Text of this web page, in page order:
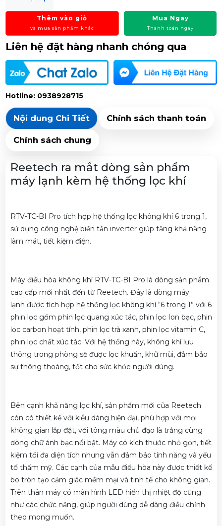
Thêm vào giỏ
và mua sản phẩm khác
Mua Ngay
Thanh toán ngay
Liên hệ đặt hàng nhanh chóng qua
Hotline: 0938928715
Nội dung Chi Tiết Chính sách thanh toán
Chính sách chung
Reetech ra mắt dòng sản phẩm
máy lạnh kèm hệ thống lọc khí
RTV-TC-BI Pro tích hợp hệ thống lọc không khí 6 trong 1,
sử dụng công nghệ biến tần inverter giúp tăng khả năng
làm mát, tiết kiệm điện.
Máy điều hòa không khí RTV-TC-BI Pro là dòng sản phẩm
cao cấp mới nhất đến từ Reetech. Đây là dòng máy
lạnh được tích hợp hệ thống lọc không khí “6 trong 1” với 6
phin lọc gồm phin lọc quang xúc tác, phin lọc Ion bạc, phin
lọc carbon hoạt tính, phin lọc trà xanh, phin lọc vitamin C,
phin lọc chất xúc tác. Với hệ thống này, không khí lưu
thông trong phòng sẽ được lọc khuẩn, khử mùi, đảm bảo
sự thông thoáng, tốt cho sức khỏe người dùng.
Bên cạnh khả năng lọc khí, sản phẩm mới của Reetech
còn có thiết kế với kiểu dáng hiện đại, phù hợp với mọi
không gian lắp đặt, với tông màu chủ đạo là trắng cùng
dòng chữ ánh bạc nổi bật. Máy có kích thước nhỏ gọn, tiết
kiệm tối đa diện tích nhưng vẫn đảm bảo tính năng và yếu
tố thẩm mỹ. Các cạnh của mẫu điều hòa này được thiết kế
bo tròn tạo cảm giác mềm mại và tinh tế cho không gian.
Trên thân máy có màn hình LED hiển thị nhiệt độ cũng
như các chức năng, giúp người dùng dễ dàng điều chỉnh
theo mong muốn.